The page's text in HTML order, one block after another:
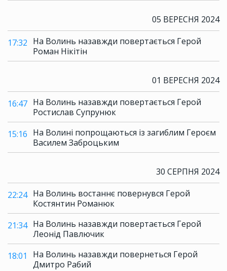
05 ВЕРЕСНЯ 2024
17:32 На Волинь назавжди повертається Герой
Роман Нікітін
01 ВЕРЕСНЯ 2024
16:47 На Волинь назавжди повертається Герой
Ростислав Супрунюк
15:16 На Волині попрощаються із загиблим Героєм
Василем Заброцьким
30 СЕРПНЯ 2024
22:24 На Волинь востаннє повернувся Герой
Костянтин Романюк
21:34 На Волинь назавжди повертається Герой
Леонід Павлючик
18:01
На Волинь назавжди повернеться Герой
Дмитро Рабий